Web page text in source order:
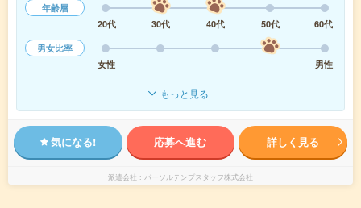
年齢層
20代
30代 40代 50代
60代
男女比率
女性
男性
もっと見る
気になる! 応募へ進む 詳しく見る
派遣会社 パーソルテンプスタッフ株式会社